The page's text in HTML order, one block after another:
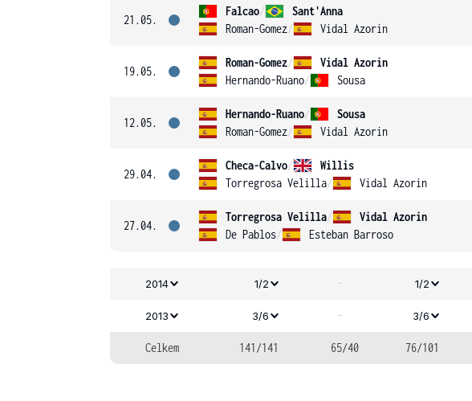
21.05.
Falcao/
Sant'Anna
Roman-Gomez/ Vidal Azorin
19.05.
Roman-Gomez/
Vidal Azorin
Hernando-Ruano/ Sousa
12.05.
Hernando-Ruano/
Sousa
Roman-Gomez/ Vidal Azorin
29.04.
Checa-Calvo/
Willis
Torregrosa Velilla/ Vidal Azorin
27.04.
Torregrosa Velilla/
Vidal Azorin
De Pablos/ Esteban Barroso
2014 1/2 - 1/2
2013 3/6 - 3/6
Celkem 141/141 65/40 76/101